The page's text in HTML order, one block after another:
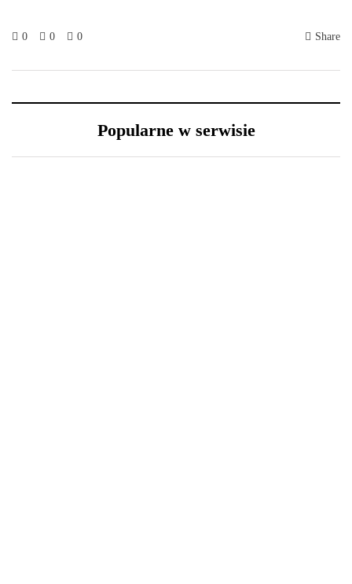
0 0 0 Share
Popularne w serwisie